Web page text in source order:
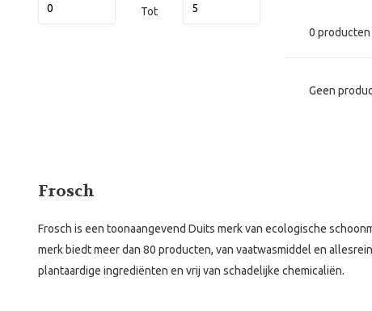
Tot
0 producten
Geen
Frosch
Frosch is een toonaangevend Duits merk van ecologische
merk biedt meer dan 80 producten, van vaatwasmiddel en
plantaardige ingrediënten en vrij van schadelijke chemicaliën.